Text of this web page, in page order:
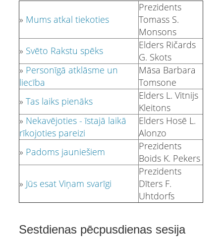
» Mums atkal tiekoties
Prezidents
Tomass S.
Monsons
» Svēto Rakstu spēks
Elders Ričards
G. Skots
» Personīgā atklāsme un
liecība
Māsa Barbara
Tomsone
» Tas laiks pienāks
Elders L. Vitnijs
Kleitons
» Nekavējoties - īstajā laikā
rīkojoties pareizi
Elders Hosē L.
Alonzo
» Padoms jauniešiem
Prezidents
Boids K. Pekers
» Jūs esat Viņam svarīgi
Prezidents
Dīters F.
Uhtdorfs
Sestdienas pēcpusdienas sesija